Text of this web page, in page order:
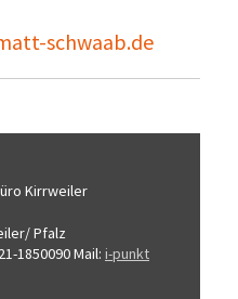
schwaab.de
Kirrweiler
Pfalz
1850090Mail: i-punkt